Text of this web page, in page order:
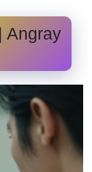
Angray